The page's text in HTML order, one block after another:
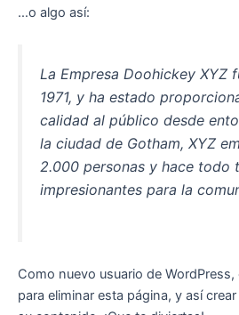
…o algo así:
La Empresa Doohickey XYZ
1971, y ha estado
calidad al público desde
la ciudad de Gotham, XYZ
2.000 personas y hace todo
impresionantes para la
Como nuevo usuario de WordPress,
para eliminar esta página, y así